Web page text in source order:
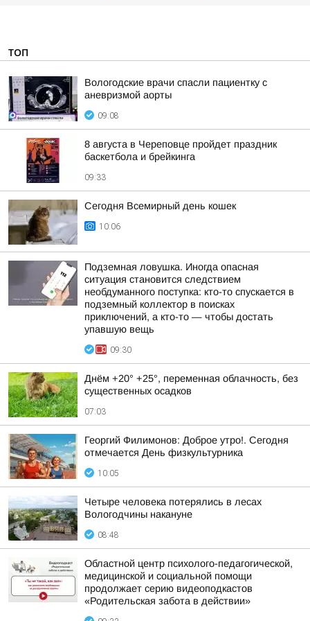
ТОП
Вологодские врачи спасли пациентку с
аневризмой аорты
09:08
8 августа в Череповце пройдет праздник
баскетбола и брейкинга
09:33
Сегодня Всемирный день кошек
10:06
Подземная ловушка. Иногда опасная
ситуация становится следствием
необдуманного поступка: кто-то спускается в
подземный коллектор в поисках
приключений, а кто-то — чтобы достать
упавшую вещь
09:30
Днём +20° +25°, переменная облачность, без
существенных осадков
07:03
Георгий Филимонов: Доброе утро!. Сегодня
отмечается День физкультурника
10:05
Четыре человека потерялись в лесах
Вологодчины накануне
08:48
Областной центр психолого-педагогической,
медицинской и социальной помощи
продолжает серию видеоподкастов
«Родительская забота в действии»